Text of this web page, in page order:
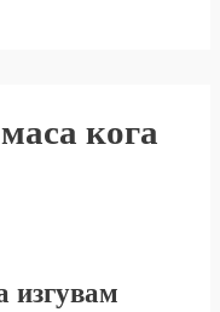
кога
изгувам